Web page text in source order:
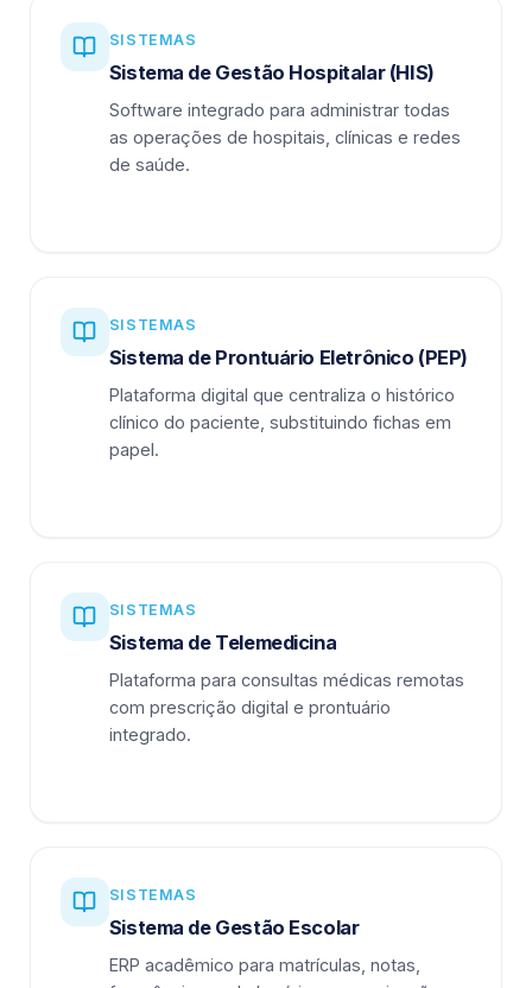
SISTEMAS
Sistema de Gestão Hospitalar (HIS)
Software integrado para administrar todas
as operações de hospitais, clínicas e redes
de saúde.
SISTEMAS
Sistema de Prontuário Eletrônico (PEP)
Plataforma digital que centraliza o histórico
clínico do paciente, substituindo fichas em
papel.
SISTEMAS
Sistema de Telemedicina
Plataforma para consultas médicas remotas
com prescrição digital e prontuário
integrado.
SISTEMAS
Sistema de Gestão Escolar
ERP acadêmico para matrículas, notas,